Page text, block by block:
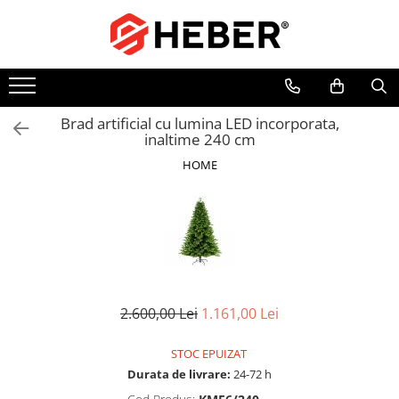
Toate Produsele
Mixere cu bol
Aer conditionat
Hidrofor cu pompa submersibila
Pompe de stropit electrice
Brad artificial cu lumina LED incorporata,
inaltime 240 cm
HOME
2.600,00 Lei 1.161,00 Lei
STOC EPUIZAT
Durata de livrare: 24-72 h